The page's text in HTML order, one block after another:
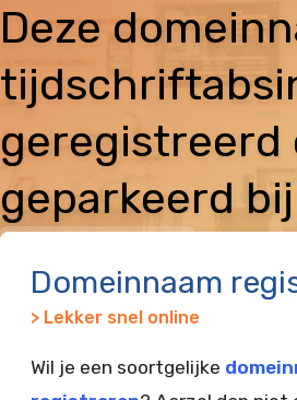
Deze
geregistreerd
geparkeerd bij
Domeinnaam
> Lekker snel online
Wil je een soortgelijke